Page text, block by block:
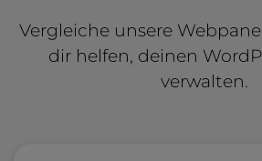
Vergleiche unsere
dir helfen, deinen
verwalten.